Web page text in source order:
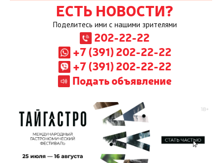
ЕСТЬ НОВОСТИ?
Поделитесь ими с нашими зрителями
202-22-22
+7 (391) 202-22-22
+7 (391) 202-22-22
Подать объявление